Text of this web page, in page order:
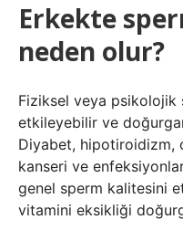
Erkekte
neden olur?
Fiziksel veya psikolojik
etkileyebilir ve
Diyabet, hipotiroidizm,
kanseri ve
genel sperm kalitesini
vitamini eksikliği